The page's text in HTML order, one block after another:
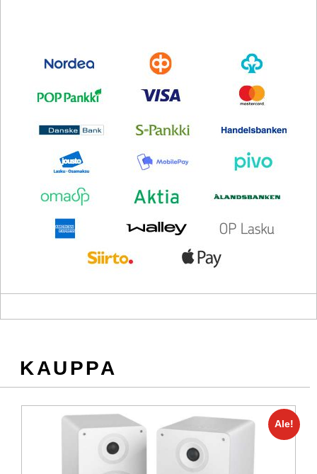
KAUPPA
Ale!